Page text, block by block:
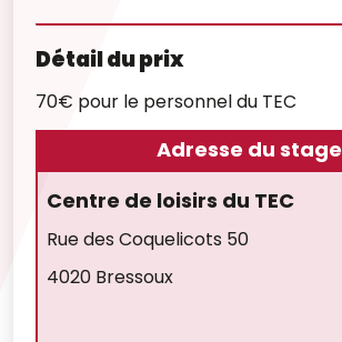
Détail du prix
70€ pour le personnel du TEC
Adresse du stage
Centre de loisirs du TEC
Rue des Coquelicots 50
4020 Bressoux